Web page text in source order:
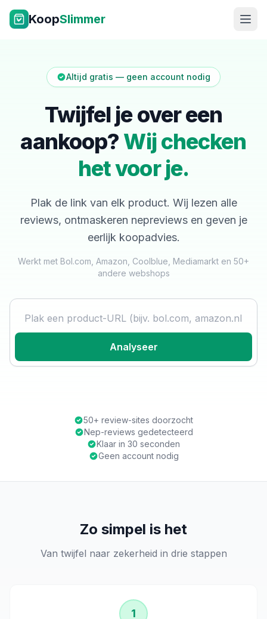
Ga naar inhoud
KoopSlimmer
NL|EN
Altijd gratis — geen account nodig
Twijfel je over een
aankoop? Wij checken
het voor je.
Plak de link van elk product. Wij lezen alle
reviews, ontmaskeren nepreviews en geven je
eerlijk koopadvies.
Werkt met Bol.com, Amazon, Coolblue, Mediamarkt en 50+
andere webshops
Analyseer
50+ review-sites doorzocht
Nep-reviews gedetecteerd
Klaar in 30 seconden
Geen account nodig
Zo simpel is het
Van twijfel naar zekerheid in drie stappen
1